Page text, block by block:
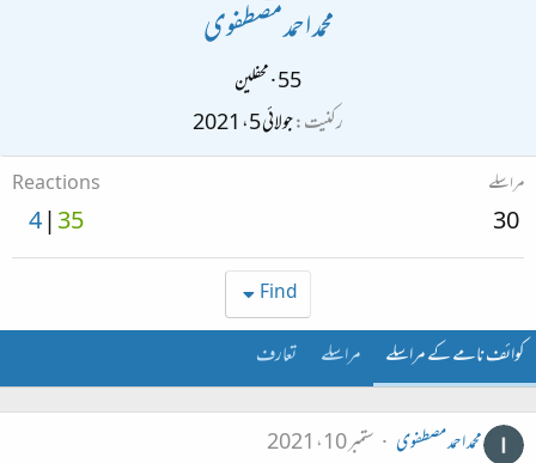
محمد احمد مصطفوی
محفلین·55
رکنیت جولائی 5، 2021
مراسلے
30
Reactions
35
4
Find
کوائف نامے کے مراسلے مراسلے تعارف
محمد احمد مصطفوی
ستمبر 10، 2021